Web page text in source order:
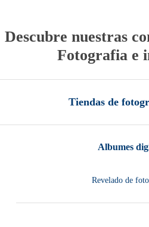
Descubre nuestras
Fotografia e
Tiendas de
Albumes
Revelado de